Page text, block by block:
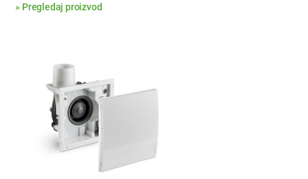
» Pregledaj proizvod